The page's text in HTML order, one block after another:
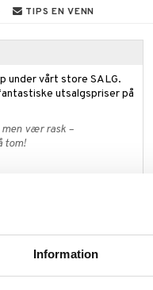
Information
TIPS EN VENN
under vårt store SALG.
utsalgspriser på
vær rask –
tom!
hasselnøttfylling og